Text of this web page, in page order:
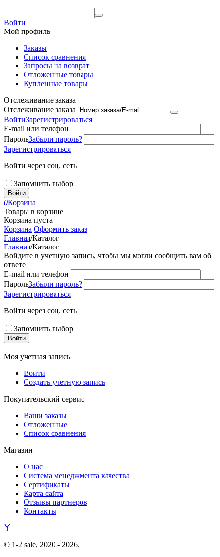
Войти
Мой профиль
Заказы
Список сравнения
Запросы на возврат
Отложенные товары
Купленные товары
Отслеживание заказа
Отслеживание заказа
ВойтиЗарегистрироваться
E-mail или телефон
ПарольЗабыли пароль?
Зарегистрироваться
Войти через соц. сеть
Запомнить выбор
Войти
0Корзина
Товары в корзине
Корзина пуста
Корзина Оформить заказ
Главная/Каталог
Главная/Каталог
Войдите в учетную запись, чтобы мы могли сообщить вам об
ответе
E-mail или телефон
ПарольЗабыли пароль?
Зарегистрироваться
Войти через соц. сеть
Запомнить выбор
Войти
Моя учетная запись
Войти
Создать учетную запись
Покупательский сервис
Ваши заказы
Отложенные
Список сравнения
Магазин
О нас
Система менеджмента качества
Сертификаты
Карта сайта
Отзывы партнеров
Контакты
© 1-2 sale, 2020 - 2026.